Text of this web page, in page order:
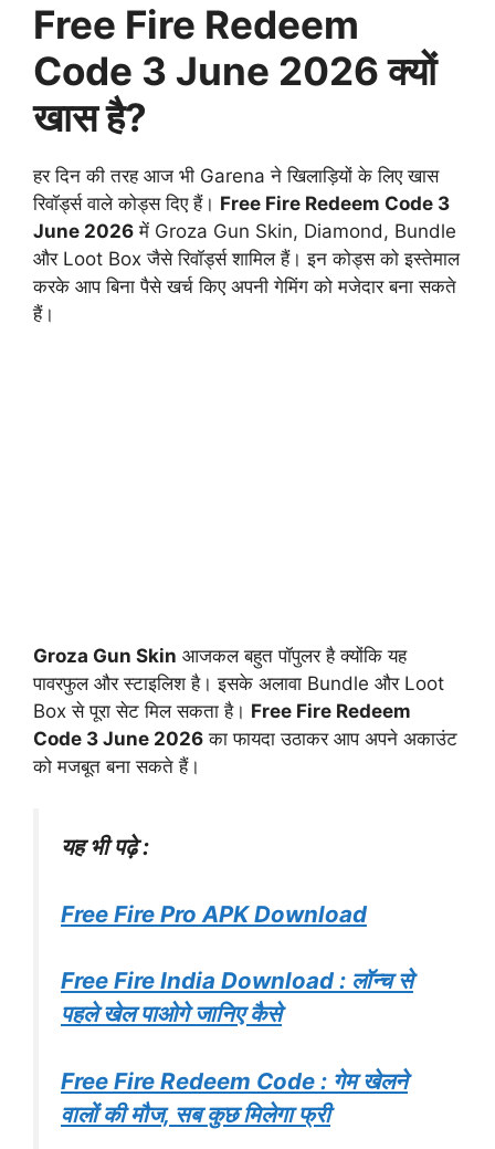
Free Fire Redeem
Code 3 June 2026 क्यों
खास है?
हर दिन की तरह आज भी Garena ने खिलाड़ियों के लिए खास
रिवॉर्ड्स वाले कोड्स दिए हैं। Free Fire Redeem Code 3
June 2026 में Groza Gun Skin, Diamond, Bundle
और Loot Box जैसे रिवॉर्ड्स शामिल हैं। इन कोड्स को इस्तेमाल
करके आप बिना पैसे खर्च किए अपनी गेमिंग को मजेदार बना सकते
हैं।
Groza Gun Skin आजकल बहुत पॉपुलर है क्योंकि यह
पावरफुल और स्टाइलिश है। इसके अलावा Bundle और Loot
Box से पूरा सेट मिल सकता है। Free Fire Redeem
Code 3 June 2026 का फायदा उठाकर आप अपने अकाउंट
को मजबूत बना सकते हैं।
यह भी पढ़े :
Free Fire Pro APK Download
Free Fire India Download : लॉन्च से
पहले खेल पाओगे जानिए कैसे
Free Fire Redeem Code : गेम खेलने
वालों की मौज, सब कुछ मिलेगा फ्री